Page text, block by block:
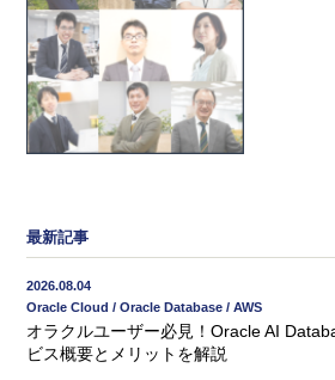
最新記事
2026.08.04
Oracle Cloud / Oracle Database / AWS
オラクルユーザー必見！Oracle AI
ビス概要とメリットを解説